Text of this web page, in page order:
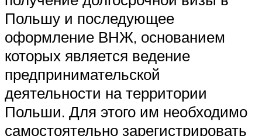
Польшу и последующее
оформление ВНЖ, основанием
которых является ведение
предпринимательской
деятельности на территории
Польши. Для этого им необходимо
самостоятельно зарегистрировать